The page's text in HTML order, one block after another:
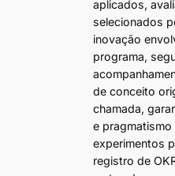
aplicados,
selecionados
inovação
programa,
de conceito
chamada,
e
experimentos
registro de